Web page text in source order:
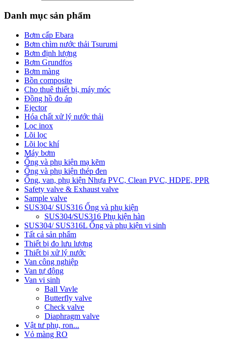
Danh mục sản phẩm
Bơm cấp Ebara
Bơm chìm nước thải Tsurumi
Bơm định lượng
Bơm Grundfos
Bơm màng
Bồn composite
Cho thuê thiết bị, máy móc
Đồng hồ đo áp
Ejector
Hóa chất xử lý nước thải
Lọc inox
Lõi lọc
Lõi lọc khí
Máy bơm
Ống và phụ kiện mạ kẽm
Ống và phụ kiện thép đen
Ống, van, phụ kiện Nhựa PVC, Clean PVC, HDPE, PPR
Safety valve & Exhaust valve
Sample valve
SUS304/ SUS316 Ống và phụ kiện
SUS304/SUS316 Phụ kiện hàn
SUS304/ SUS316L Ống và phụ kiện vi sinh
Tất cả sản phẩm
Thiết bị đo lưu lượng
Thiết bị xử lý nước
Van công nghiệp
Van tự động
Van vi sinh
Ball Vavle
Butterfly valve
Check valve
Diaphragm valve
Vật tư phụ, ron...
Vỏ màng RO